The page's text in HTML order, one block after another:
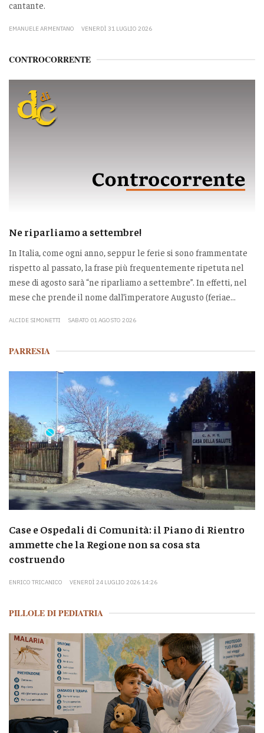
cantante.
EMANUELE ARMENTANO VENERDÌ 31 LUGLIO 2026
CONTROCORRENTE
Ne riparliamo a settembre!
In Italia, come ogni anno, seppur le ferie si sono frammentate
rispetto al passato, la frase più frequentemente ripetuta nel
mese di agosto sarà “ne riparliamo a settembre”. In effetti, nel
mese che prende il nome dall’imperatore Augusto (feriae...
ALCIDE SIMONETTI SABATO 01 AGOSTO 2026
PARRESIA
Case e Ospedali di Comunità: il Piano di Rientro
ammette che la Regione non sa cosa sta
costruendo
ENRICO TRICANICO VENERDÌ 24 LUGLIO 2026 14:26
PILLOLE DI PEDIATRIA